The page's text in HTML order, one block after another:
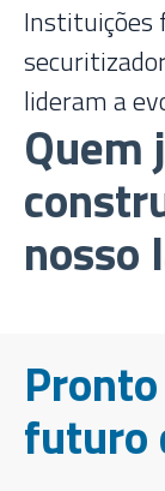
Instituições
lideram a
Quem
nosso
futuro